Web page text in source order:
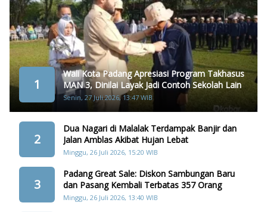
1
Wali Kota Padang Apresiasi Program Takhasus
MAN 3, Dinilai Layak Jadi Contoh Sekolah Lain
Senin, 27 Juli 2026, 13:47 WIB
2
Dua Nagari di Malalak Terdampak Banjir dan
Jalan Amblas Akibat Hujan Lebat
Minggu, 26 Juli 2026, 15:20 WIB
3
Padang Great Sale: Diskon Sambungan Baru
dan Pasang Kembali Terbatas 357 Orang
Minggu, 26 Juli 2026, 13:40 WIB